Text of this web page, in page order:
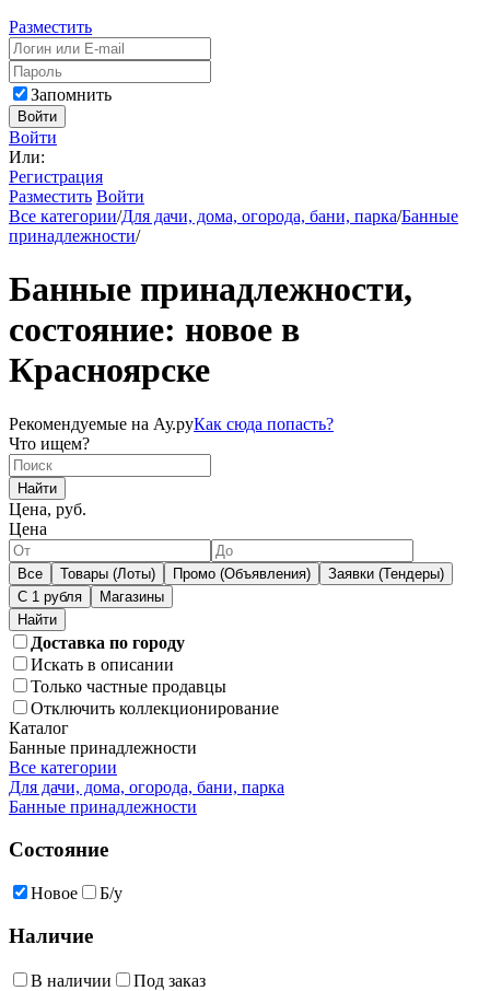
Разместить
Запомнить
Войти
Войти
Или:
Регистрация
Разместить Войти
Все категории/Для дачи, дома, огорода, бани, парка/Банные
принадлежности/
Банные принадлежности,
состояние: новое в
Красноярске
Рекомендуемые на Ау.руКак сюда попасть?
Что ищем?
Найти
Цена, руб.
Цена
Все Товары (Лоты) Промо (Объявления)
Заявки (Тендеры)
С 1 рубля
Магазины
Доставка по городу
Искать в описании
Только частные продавцы
Отключить коллекционирование
Каталог
Банные принадлежности
Все категории
Для дачи, дома, огорода, бани, парка
Банные принадлежности
Состояние
Новое Б/у
Наличие
В наличии Под заказ